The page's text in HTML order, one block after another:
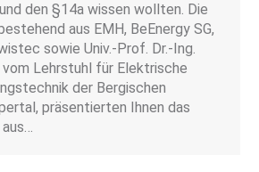
den §14a wissen wollten. Die
aus EMH, BeEnergy SG,
sowie Univ.-Prof. Dr.-Ing.
vom Lehrstuhl für Elektrische
der Bergischen
präsentierten Ihnen das